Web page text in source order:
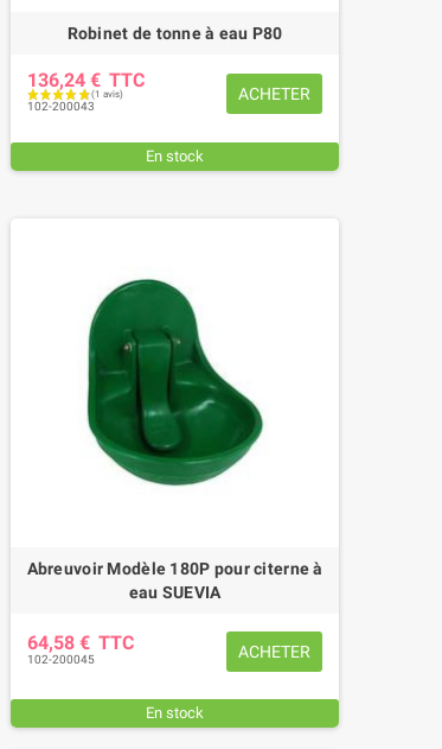
Robinet de tonne à eau P80
136,24 € TTC
102-200043
ACHETER
En stock
Abreuvoir Modèle 180P pour citerne à
eau SUEVIA
64,58 € TTC
102-200045 ACHETER
En stock